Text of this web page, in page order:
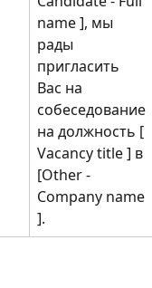
name ], мы
рады
пригласить
Вас на
собеседование
на должность [
Vacancy title ] в
[Other -
Company name
].